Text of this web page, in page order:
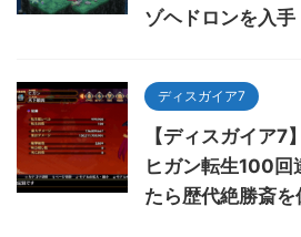
ゾヘドロンを入手
ディスガイア7
【ディスガイア7
ヒガン転生100回
たら歴代絶勝斎